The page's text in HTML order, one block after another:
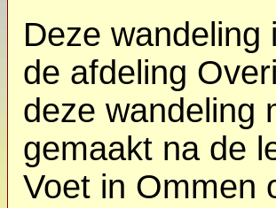
Deze
de afdeling
deze wandeling
gemaakt na de
Voet in Ommen